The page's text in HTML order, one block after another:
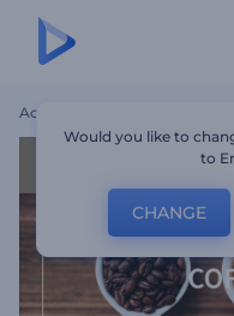
Accueil
Would you like to
to
CHANGE